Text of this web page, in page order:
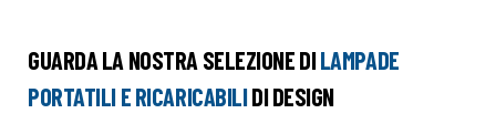
GUARDA LA NOSTRA SELEZIONE DILAMPADE
PORTATILI E RICARICABILIDI DESIGN